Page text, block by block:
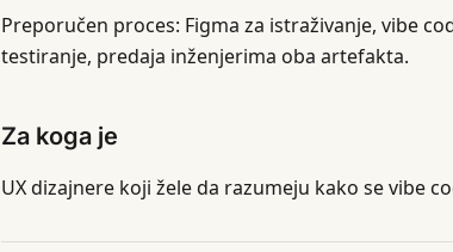
Preporučen proces: Figma za istraživanje, vibe
testiranje, predaja inženjerima oba artefakta.
Za koga je
UX dizajnere koji žele da razumeju kako se vibe